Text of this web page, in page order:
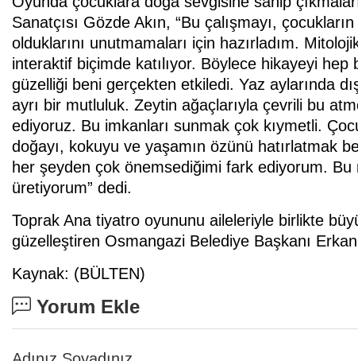
Sanatçısı Gözde Akın, “Bu çalışmayı,
olduklarını unutmamaları için hazırladım.
interaktif biçimde katılıyor. Böylece hikayeyi
güzelliği beni gerçekten etkiledi. Yaz aylarında
ayrı bir mutluluk. Zeytin ağaçlarıyla çevrili bu
ediyoruz. Bu imkanları sunmak çok kıymetli.
doğayı, kokuyu ve yaşamın özünü hatırlatmak
her şeyden çok önemsediğimi fark ediyorum. Bu
üretiyorum” dedi.
Toprak Ana tiyatro oyununu aileleriyle birlikte
güzelleştiren Osmangazi Belediye Başkanı
Kaynak: (BÜLTEN)
Yorum Ekle